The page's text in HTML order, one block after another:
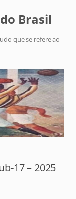
Brasil
que se refere ao
17 – 2025